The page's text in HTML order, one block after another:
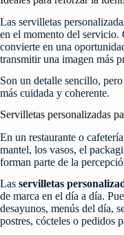
Las servilletas
en el momento del servicio.
convierte en una
transmitir una imagen más
Son un detalle sencillo,
más cuidada y coherente.
Servilletas personalizadas
En un restaurante o
mantel, los vasos, el
forman parte de la
Las servilletas
de marca en el día a día.
desayunos, menús del día,
postres, cócteles o pedidos